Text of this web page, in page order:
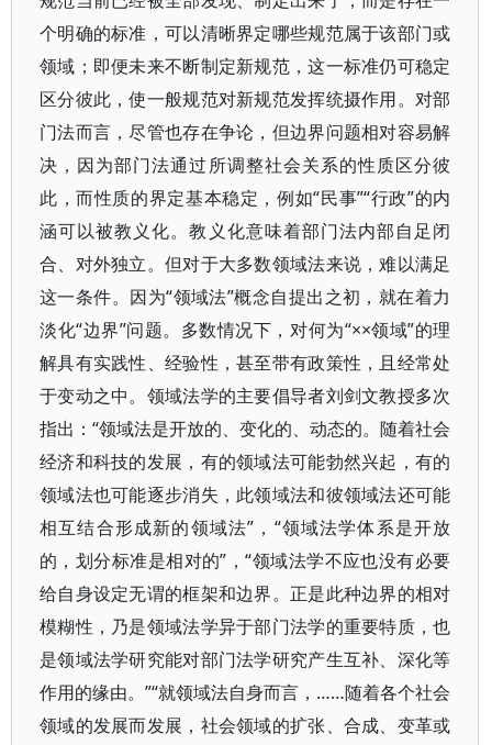
个明确的标准，可以清晰界定哪些规范属于该部门或
领域；即便未来不断制定新规范，这一标准仍可稳定
区分彼此，使一般规范对新规范发挥统摄作用。对部
门法而言，尽管也存在争论，但边界问题相对容易解
决，因为部门法通过所调整社会关系的性质区分彼
此，而性质的界定基本稳定，例如“民事”“行政”的内
涵可以被教义化。教义化意味着部门法内部自足闭
合、对外独立。但对于大多数领域法来说，难以满足
这一条件。因为“领域法”概念自提出之初，就在着力
淡化“边界”问题。多数情况下，对何为“××领域”的理
解具有实践性、经验性，甚至带有政策性，且经常处
于变动之中。领域法学的主要倡导者刘剑文教授多次
指出：“领域法是开放的、变化的、动态的。随着社会
经济和科技的发展，有的领域法可能勃然兴起，有的
领域法也可能逐步消失，此领域法和彼领域法还可能
相互结合形成新的领域法”，“领域法学体系是开放
的，划分标准是相对的”，“领域法学不应也没有必要
给自身设定无谓的框架和边界。正是此种边界的相对
模糊性，乃是领域法学异于部门法学的重要特质，也
是领域法学研究能对部门法学研究产生互补、深化等
作用的缘由。”“就领域法自身而言，……随着各个社会
领域的发展而发展，社会领域的扩张、合成、变革或